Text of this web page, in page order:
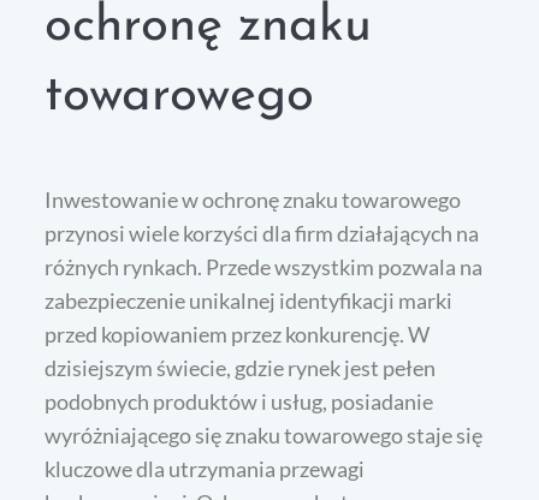
ochronę znaku
towarowego
Inwestowanie w ochronę znaku towarowego
przynosi wiele korzyści dla firm działających na
różnych rynkach. Przede wszystkim pozwala na
zabezpieczenie unikalnej identyfikacji marki
przed kopiowaniem przez konkurencję. W
dzisiejszym świecie, gdzie rynek jest pełen
podobnych produktów i usług, posiadanie
wyróżniającego się znaku towarowego staje się
kluczowe dla utrzymania przewagi